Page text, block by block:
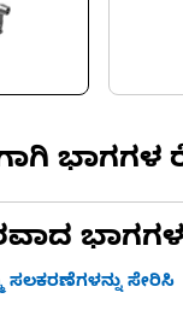
ಭಾಗಗಳ
ಭಾಗಗಳ
ಸಲಕರಣೆಗಳನ್ನು ಸೇರಿಸಿ